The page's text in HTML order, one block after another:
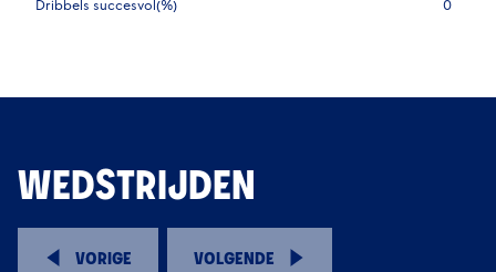
Dribbels succesvol(%) 0
WEDSTRIJDEN
VORIGE VOLGENDE